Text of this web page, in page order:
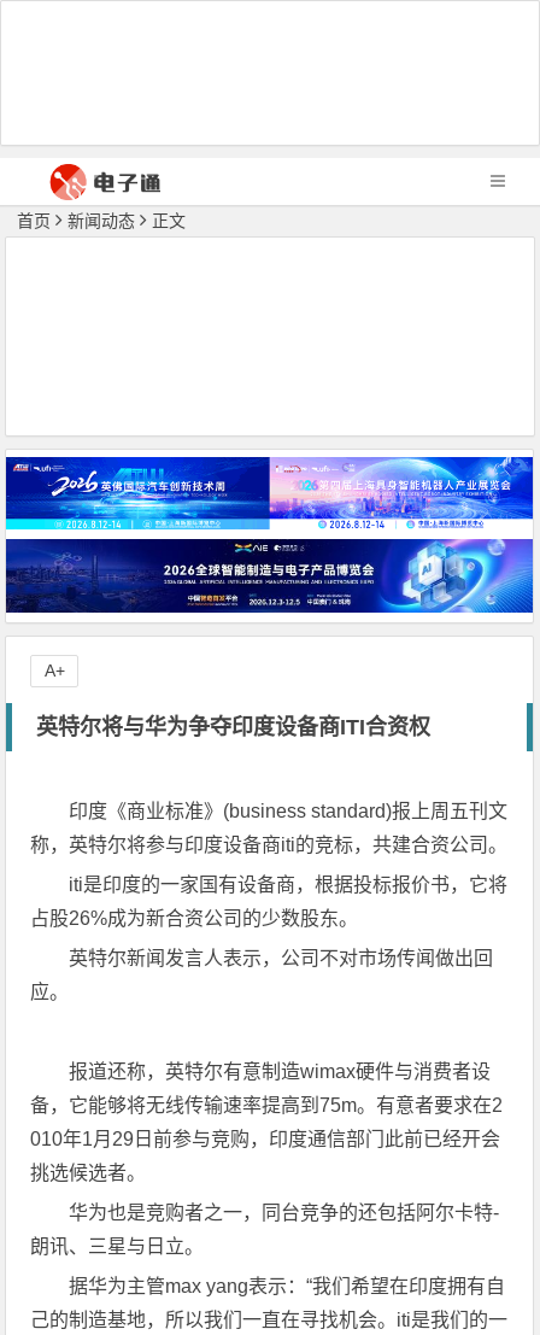
首页 新闻动态 正文
英特尔将与华为争夺印度设备商ITI合资权
印度《商业标准》(business standard)报上周五刊文
称，英特尔将参与印度设备商iti的竞标，共建合资公司。
iti是印度的一家国有设备商，根据投标报价书，它将
占股26%成为新合资公司的少数股东。
英特尔新闻发言人表示，公司不对市场传闻做出回
应。
报道还称，英特尔有意制造wimax硬件与消费者设
备，它能够将无线传输速率提高到75m。有意者要求在2
010年1月29日前参与竞购，印度通信部门此前已经开会
挑选候选者。
华为也是竞购者之一，同台竞争的还包括阿尔卡特-
朗讯、三星与日立。
据华为主管max yang表示：“我们希望在印度拥有自
己的制造基地，所以我们一直在寻找机会。iti是我们的一
A+